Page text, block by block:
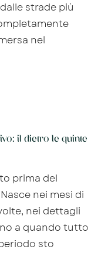
strade più
nel
il dietro le quinte
prima del
nei mesi di
nei dettagli
a quando tutto
sto